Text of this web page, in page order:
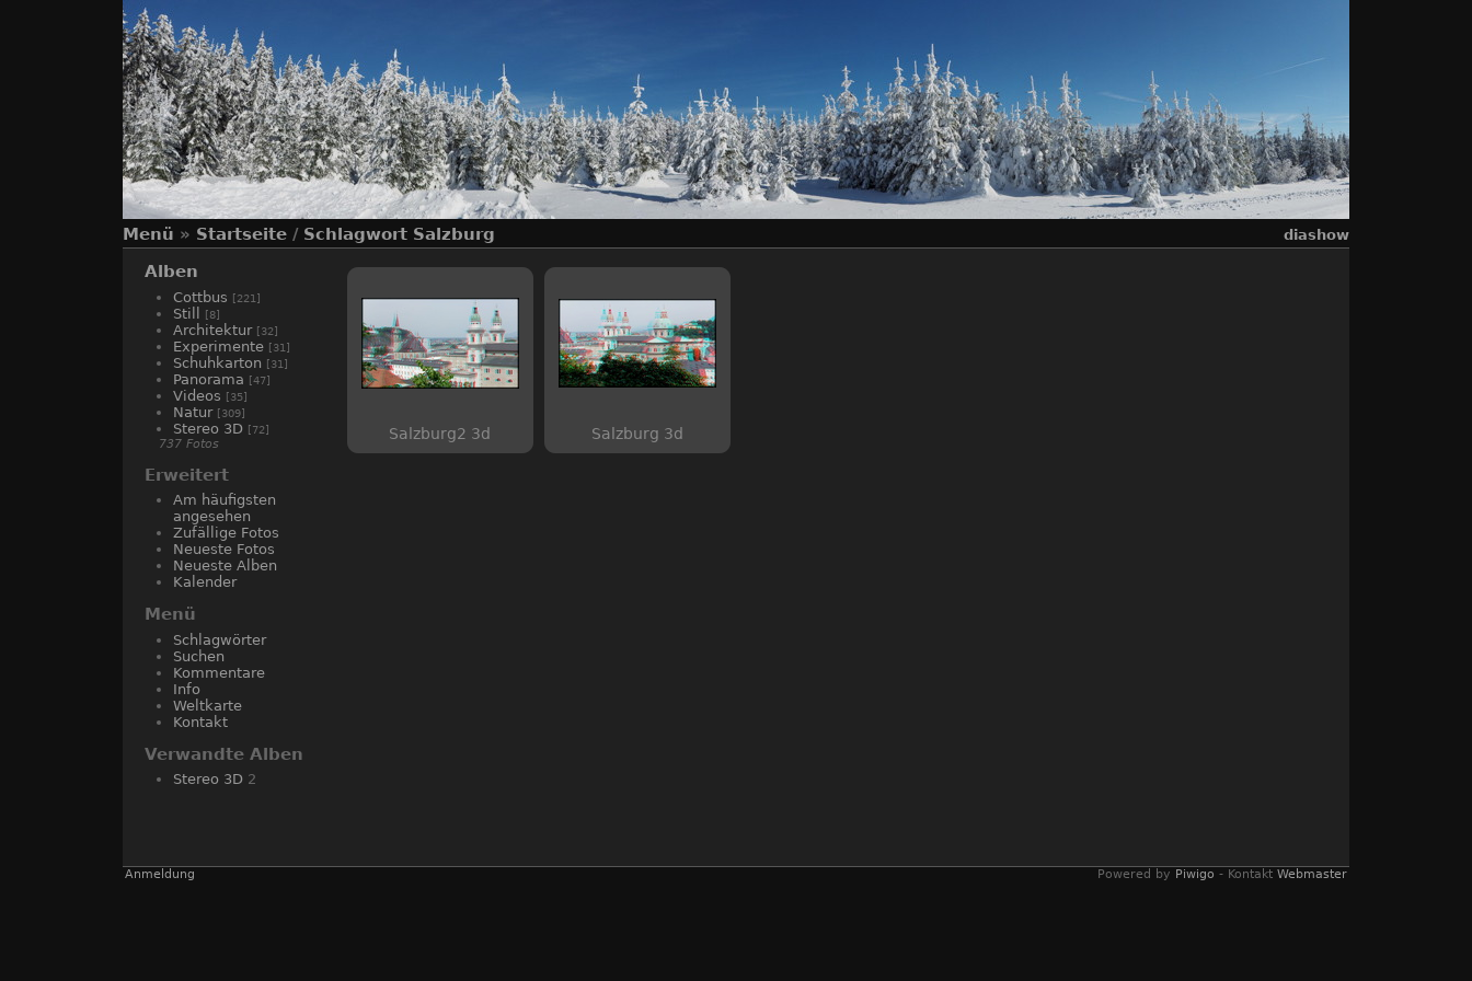
Menü » Startseite / Schlagwort Salzburg diashow
Alben
Cottbus [221]
Still [8]
Architektur [32]
Experimente [31]
Schuhkarton [31]
Panorama [47]
Videos [35]
Natur [309]
Stereo 3D [72]
737 Fotos
Erweitert
Am häufigsten
angesehen
Zufällige Fotos
Neueste Fotos
Neueste Alben
Kalender
Menü
Schlagwörter
Suchen
Kommentare
Info
Weltkarte
Kontakt
Verwandte Alben
Stereo 3D 2
Salzburg2 3d Salzburg 3d
Anmeldung Powered by Piwigo - Kontakt Webmaster